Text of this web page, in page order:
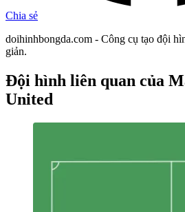
Chia sẻ
doihinhbongda.com - Công cụ tạo đội
giản.
Đội hình liên quan của
United